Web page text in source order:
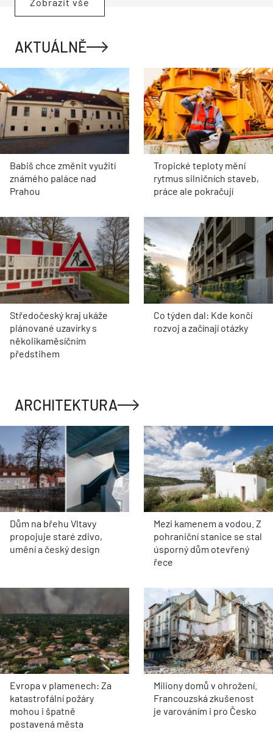
AKTUÁLNĚ
Babiš chce změnit využití
známého paláce nad
Prahou
Tropické teploty mění
rytmus silničních staveb,
práce ale pokračují
Středočeský kraj ukáže
plánované uzavírky s
několikaměsíčním
předstihem
Co týden dal: Kde končí
rozvoj a začínají otázky
ARCHITEKTURA
Dům na břehu Vltavy
propojuje staré zdivo,
umění a český design
Mezi kamenem a vodou. Z
pohraniční stanice se stal
úsporný dům otevřený
řece
Evropa v plamenech: Za
katastrofální požáry
mohou i špatně
postavená města
Miliony domů v ohrožení.
Francouzská zkušenost
je varováním i pro Česko